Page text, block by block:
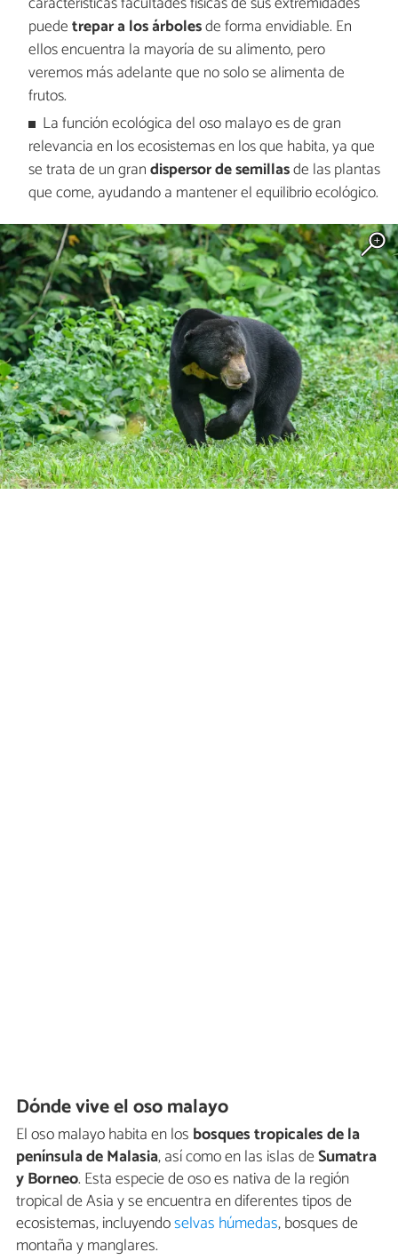
puedetrepar a los árbolesde forma envidiable. En
ellos encuentra la mayoría de su alimento, pero
veremos más adelante que no solo se alimenta de
frutos.
La función ecológica del oso malayo es de gran
relevancia en los ecosistemas en los que habita, ya que
se trata de un grandispersor de semillasde las plantas
que come, ayudando a mantener el equilibrio ecológico.
Dónde vive el oso malayo
El oso malayo habita en los bosques tropicales de la
península de Malasia, así como en las islas deSumatra
y Borneo. Esta especie de oso es nativa de la región
tropical de Asia y se encuentra en diferentes tipos de
ecosistemas, incluyendoselvas húmedas, bosques de
montaña y manglares.